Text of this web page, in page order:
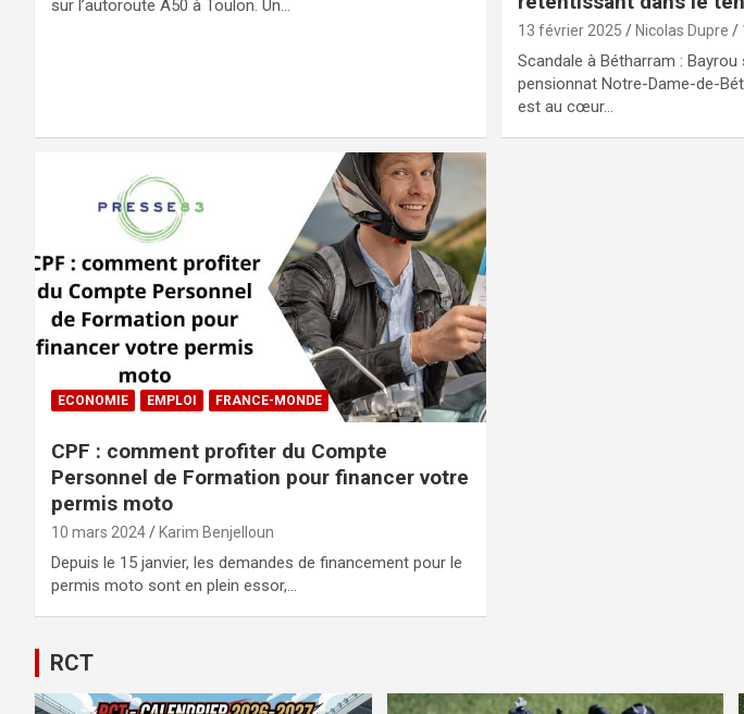
sur l’autoroute A50 à Toulon. Un…
13 février 2025 Nicolas Dupre
Scandale à Bétharram :
pensionnat Notre-Dame-de-
est au cœur…
ECONOMIE EMPLOI FRANCE-MONDE
CPF : comment profiter du Compte
Personnel de Formation pour financer votre
permis moto
10 mars 2024 Karim Benjelloun
Depuis le 15 janvier, les demandes de financement pour le
permis moto sont en plein essor,…
RCT